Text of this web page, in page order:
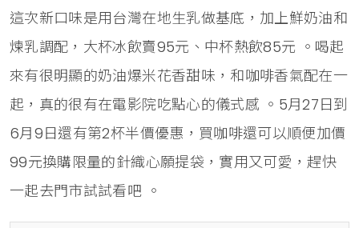
這次新口味是用台灣在地生乳做基底，加上鮮奶油和
煉乳調配，大杯冰飲賣95元、中杯熱飲85元 。喝起
來有很明顯的奶油爆米花香甜味，和咖啡香氣配在一
起，真的很有在電影院吃點心的儀式感 。5月27日到
6月9日還有第2杯半價優惠，買咖啡還可以順便加價
99元換購限量的針織心願提袋，實用又可愛，趕快
一起去門市試試看吧 。